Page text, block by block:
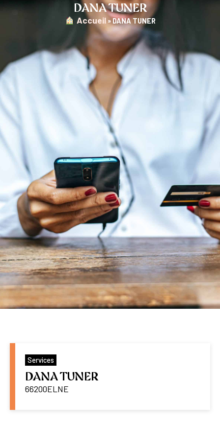
DANA TUNER
︎ Accueil » DANA TUNER
Services
DANA TUNER
66200ELNE